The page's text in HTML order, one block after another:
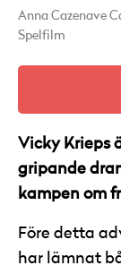
Anna Cazenave
Spelfilm
Vicky Krieps
gripande
kampen om
Före detta
har lämnat